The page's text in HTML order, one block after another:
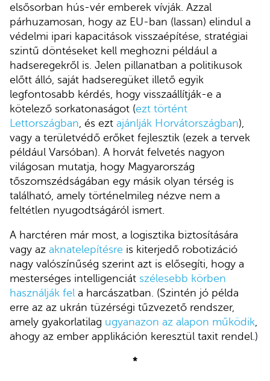
elsősorban hús-vér emberek vívják. Azzal
párhuzamosan, hogy az EU-ban (lassan) elindul a
védelmi ipari kapacitások visszaépítése, stratégiai
szintű döntéseket kell meghozni például a
hadseregekről is. Jelen pillanatban a politikusok
előtt álló, saját hadseregüket illető egyik
legfontosabb kérdés, hogy visszaállítják-e a
kötelező sorkatonaságot (ezt történt
Lettországban , és ezt ajánlják Horvátországban),
vagy a területvédő erőket fejlesztik (ezek a tervek
például Varsóban). A horvát felvetés nagyon
világosan mutatja, hogy Magyarország
tőszomszédságában egy másik olyan térség is
található, amely történelmileg nézve nem a
feltétlen nyugodtságáról ismert.
A harctéren már most, a logisztika biztosítására
vagy az aknatelepítésre is kiterjedő robotizáció
nagy valószínűség szerint azt is elősegíti, hogy a
mesterséges intelligenciát szélesebb körben
használják fel a harcászatban. (Szintén jó példa
erre az az ukrán tüzérségi tűzvezető rendszer,
amely gyakorlatilag ugyanazon az alapon működik,
ahogy az ember applikáción keresztül taxit rendel.)
*